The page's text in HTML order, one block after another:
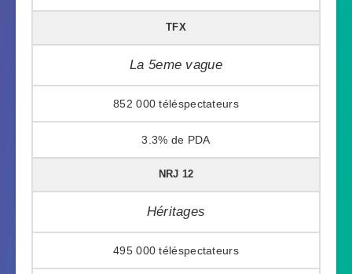
TFX
La 5eme vague
852 000
3.3%
NRJ 12
Héritages
495 000